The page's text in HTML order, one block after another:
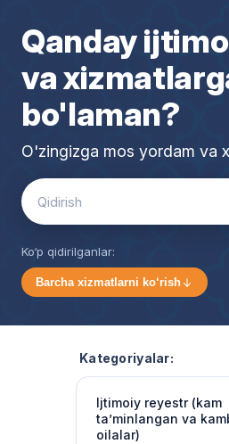
mtiy oz
Qanday
va
bo'laman?
O'zingizga mos yordam va
Search
for:
Ko‘p qidirilganlar:
Barcha xizmatlarni ko‘rish
Kategoriyalar:
Ijtimoiy reyestr (kam
ta’minlangan va
oilalar)